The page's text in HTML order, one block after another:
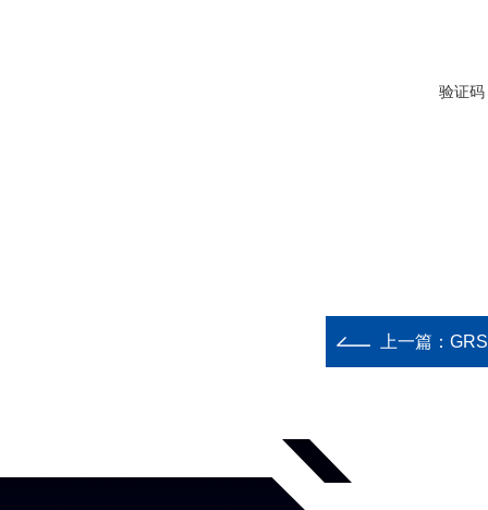
验证码
上一篇：